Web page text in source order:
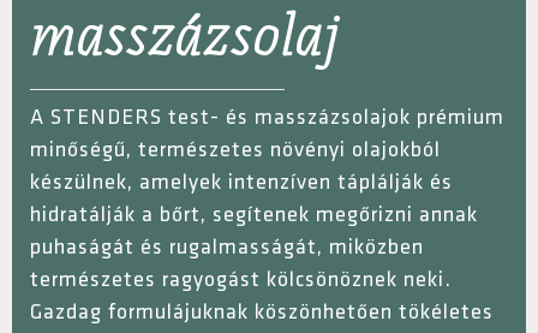
masszázsolaj
A STENDERS test- és masszázsolajok prémium
minőségű, természetes növényi olajokból
készülnek, amelyek intenzíven táplálják és
hidratálják a bőrt, segítenek megőrizni annak
puhaságát és rugalmasságát, miközben
természetes ragyogást kölcsönöznek neki.
Gazdag formulájuknak köszönhetően tökéletes